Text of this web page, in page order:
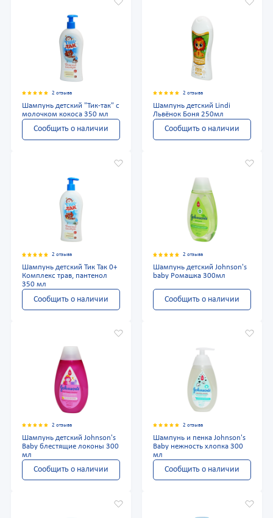
2 отзыва
Шампунь детский "Тик-так" с
молочком кокоса 350 мл
Сообщить о наличии
2 отзыва
Шампунь детский Lindi
Львёнок Боня 250мл
Сообщить о наличии
2 отзыва
Шампунь детский Тик Так 0+
Комплекс трав, пантенол
350 мл
Сообщить о наличии
2 отзыва
Шампунь детский Johnson's
baby Ромашка 300мл
Сообщить о наличии
2 отзыва
Шампунь детский Johnson's
Baby блестящие локоны 300
мл
Сообщить о наличии
2 отзыва
Шампунь и пенка Johnson's
Baby нежность хлопка 300
мл
Сообщить о наличии